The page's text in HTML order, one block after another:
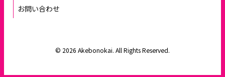
お問い合わせ
© 2026 Akebonokai. All Rights Reserved.